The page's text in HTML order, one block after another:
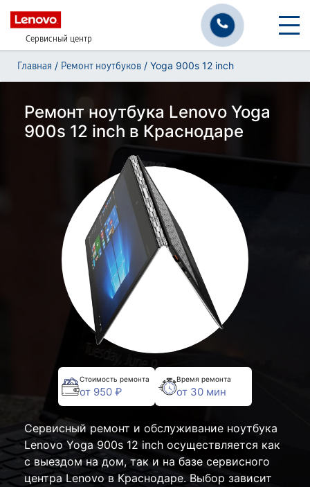
Сервисный центр
Главная / Ремонт ноутбуков / Yoga 900s 12 inch
Ремонт ноутбука Lenovo Yoga
900s 12 inch в Краснодаре
Стоимость ремонта
от 950 ₽
Время ремонта
от 30 мин
Сервисный ремонт и обслуживание ноутбука
Lenovo Yoga 900s 12 inch осуществляется как
с выездом на дом, так и на базе сервисного
центра Lenovo в Краснодаре. Выбор зависит